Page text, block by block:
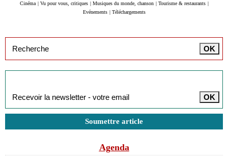
Cinéma
Vu pour vous, critiques Musiques du monde, chanson Tourisme & restaurants
Evénements
Téléchargements
Soumettre article
Agenda